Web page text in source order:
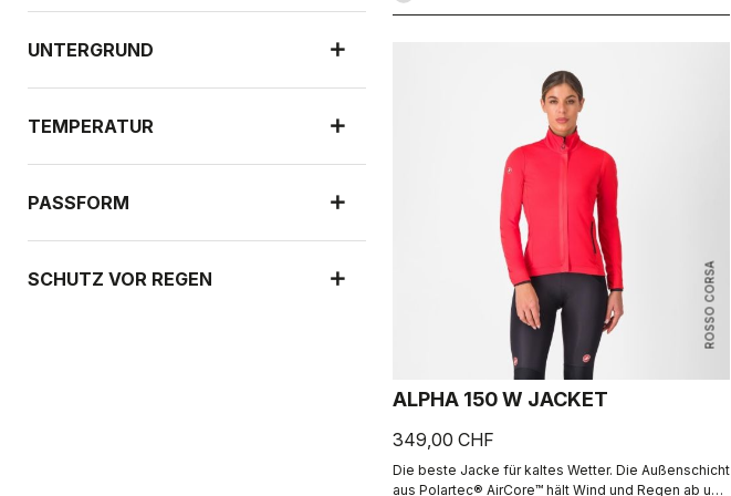
UNTERGRUND
TEMPERATUR
PASSFORM
SCHUTZ VOR REGEN ROSSO CORSA
ALPHA 150 W JACKET
349,00 CHF
Die beste Jacke für kaltes Wetter. Die Außenschicht
aus Polartec® AirCore™ hält Wind und Regen ab und